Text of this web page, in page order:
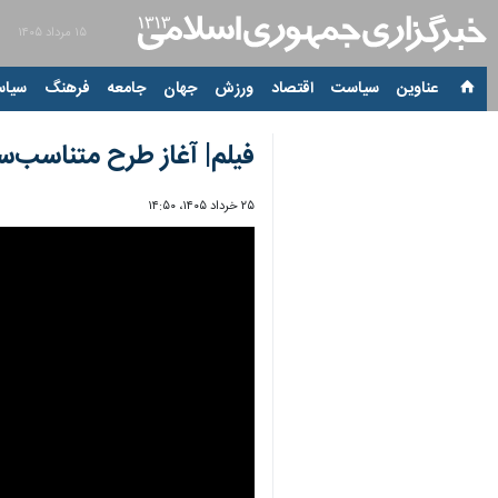
۱۵ مرداد ۱۴۰۵
عناوین‌ سیاست اقتصاد ورزش جهان جامعه فرهنگ
فیلم| آغاز طرح
۲۵ خرداد ۱۴۰۵، ۱۴:۵۰